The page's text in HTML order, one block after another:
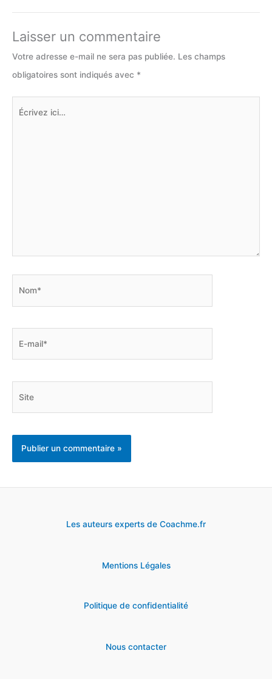
Laisser un commentaire
Votre adresse e-mail ne sera pas publiée. Les champs
obligatoires sont indiqués avec *
Les auteurs experts de Coachme.fr
Mentions Légales
Politique de confidentialité
Nous contacter